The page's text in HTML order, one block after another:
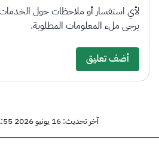
لأي استفسار أو ملاحظات حول الخدمات
يرجى ملء المعلومات المطلوبة.
أضف تعليق
آخر تحديث: 16 يونيو 2026 11:55 ص المملكة العربية السعودية